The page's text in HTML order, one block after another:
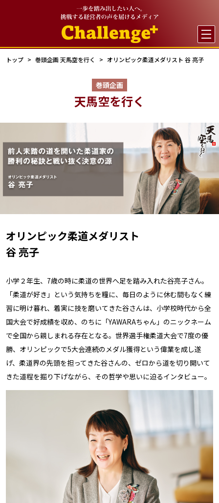

トップ 巻頭企画 天馬空を行く オリンピック柔道メダリスト 谷 亮子
巻頭企画
天馬空を行く
オリンピック柔道メダリスト
谷 亮子
小学２年生、7歳の時に柔道の世界へ足を踏み入れた谷亮子さん。
「柔道が好き」という気持ちを糧に、毎日のように休む間もなく練
習に明け暮れ、着実に技を磨いてきた谷さんは、小学校時代から全
国大会で好成績を収め、のちに「YAWARAちゃん」のニックネーム
で全国から親しまれる存在となる。世界選手権柔道大会で7度の優
勝、オリンピックで5大会連続のメダル獲得という偉業を成し遂
げ、柔道界の先頭を担ってきた谷さんの、ゼロから道を切り開いて
きた道程を掘り下げながら、その哲学や思いに迫るインタビュー。